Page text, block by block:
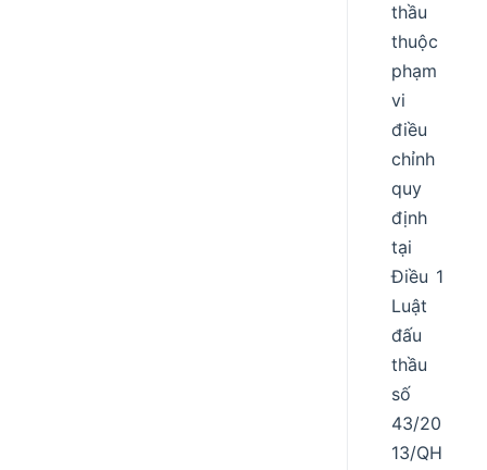
thầu
thuộc
phạm
vi
điều
chỉnh
quy
định
tại
Điều 1
Luật
đấu
thầu
số
43/20
13/QH